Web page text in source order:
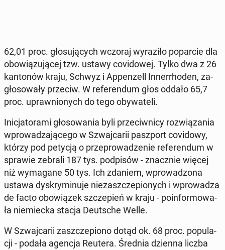
62,01 proc. gło­su­ją­cych wczoraj wy­ra­zi­ło po­par­cie dla
obo­wią­zu­ją­cej tzw. ustawy co­vi­do­wej. Tylko dwa z 26
kan­to­nów kraju, Schwyz i Ap­pen­zell In­ner­r­ho­den, za­
gło­so­wa­ły przeciw. W re­fe­ren­dum głos oddało 65,7
proc. upraw­nio­nych do tego oby­wa­te­li.
Ini­cja­to­ra­mi gło­so­wa­nia byli prze­ciw­ni­cy roz­wią­za­nia
wpro­wa­dza­ją­ce­go w Szwaj­ca­rii pasz­port co­vi­do­wy,
którzy pod petycją o prze­pro­wa­dze­nie re­fe­ren­dum w
sprawie zebrali 187 tys. pod­pi­sów - znacz­nie więcej
niż wy­ma­ga­ne 50 tys. Ich zdaniem, wpro­wa­dzo­na
ustawa dys­kry­mi­nu­je nie­zasz­cze­pio­nych i wpro­wa­dza
de facto obo­wią­zek szcze­pień w kraju - po­in­for­mo­wa­
ła nie­miec­ka stacja Deut­sche Welle.
W Szwaj­ca­rii za­szcze­pio­no dotąd ok. 68 proc. po­pu­la­
cji - podała agencja Reutera. Średnia dzienna liczba